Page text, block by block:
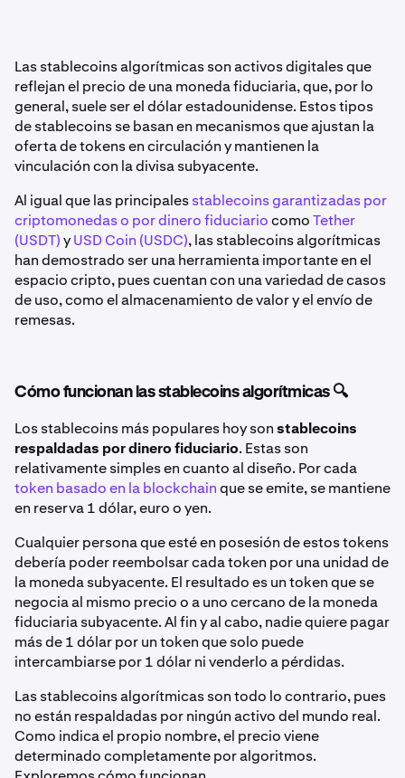
Las stablecoins algorítmicas son activos digitales que
reflejan el precio de una moneda fiduciaria, que, por lo
general, suele ser el dólar estadounidense. Estos tipos
de stablecoins se basan en mecanismos que ajustan la
oferta de tokens en circulación y mantienen la
vinculación con la divisa subyacente.
Al igual que las principalesstablecoins garantizadas por
criptomonedas o por dinero fiduciariocomoTether
(USDT)yUSD Coin (USDC), las stablecoins algorítmicas
han demostrado ser una herramienta importante en el
espacio cripto, pues cuentan con una variedad de casos
de uso, como el almacenamiento de valor y el envío de
remesas.
Cómo funcionan las stablecoins algorítmicas 🔍
Los stablecoins más populares hoy sonstablecoins
respaldadas por dinero fiduciario. Estas son
relativamente simples en cuanto al diseño. Por cada
token basado en la blockchainque se emite, se mantiene
en reserva 1 dólar, euro o yen.
Cualquier persona que esté en posesión de estos tokens
debería poder reembolsar cada token por una unidad de
la moneda subyacente. El resultado es un token que se
negocia al mismo precio o a uno cercano de la moneda
fiduciaria subyacente. Al fin y al cabo, nadie quiere pagar
más de 1 dólar por un token que solo puede
intercambiarse por 1 dólar ni venderlo a pérdidas.
Las stablecoins algorítmicas son todo lo contrario, pues
no están respaldadas por ningún activo del mundo real.
Como indica el propio nombre, el precio viene
determinado completamente por algoritmos.